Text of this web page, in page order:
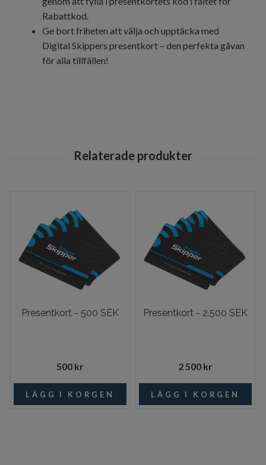
Rabattkod.
Ge bort friheten att välja och upptäcka med
Digital Skippers presentkort – den perfekta gåvan
för alla tillfällen!
Presentkort - 500 SEK
500 kr
Presentkort - 2.500 SEK
2 500 kr